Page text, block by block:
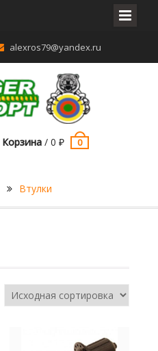
alexros79@yandex.ru
Корзина /0₽ 0
Втулки